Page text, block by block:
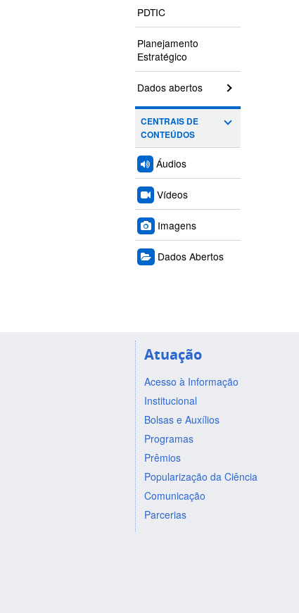
PDTIC
Planejamento
Estratégico
Dados abertos
CENTRAIS DE
CONTEÚDOS
Áudios
Vídeos
Imagens
Dados Abertos
Atuação
Acesso à Informação
Institucional
Bolsas e Auxílios
Programas
Prêmios
Popularização da Ciência
Comunicação
Parcerias